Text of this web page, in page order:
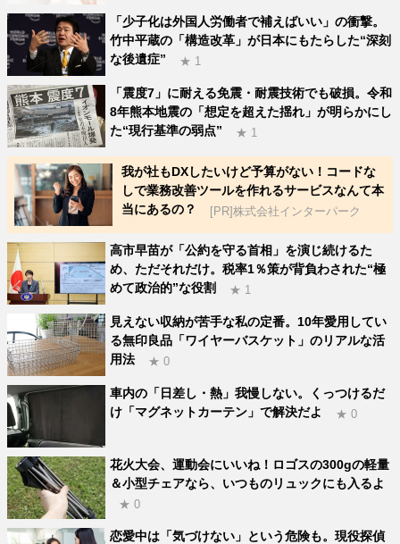
「少子化は外国人労働者で補えばいい」の衝撃。
竹中平蔵の「構造改革」が日本にもたらした“深刻
な後遺症”
★ 1
「震度7」に耐える免震・耐震技術でも破損。令和
8年熊本地震の「想定を超えた揺れ」が明らかにし
た“現行基準の弱点”
★ 1
我が社もDXしたいけど予算がない！コードな
しで業務改善ツールを作れるサービスなんて本
当にあるの？
[PR]株式会社インターパーク
高市早苗が「公約を守る首相」を演じ続けるた
め、ただそれだけ。税率1％策が背負わされた“極
めて政治的”な役割
★ 1
見えない収納が苦手な私の定番。10年愛用してい
る無印良品「ワイヤーバスケット」のリアルな活
用法
★ 0
車内の「日差し・熱」我慢しない。くっつけるだ
け「マグネットカーテン」で解決だよ
★ 0
花火大会、運動会にいいね！ロゴスの300gの軽量
＆小型チェアなら、いつものリュックにも入るよ
★ 0
恋愛中は「気づけない」という危険も。現役探偵